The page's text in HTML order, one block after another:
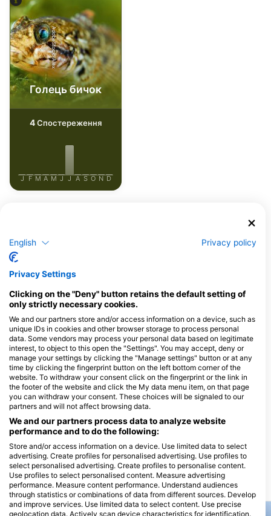
AdobeStock-Alex
Голець бичок
4Спостереження
J F M A M J J A S O N D
scuba10
AV 10 #211 ENTRE CALLE 10 Y 12,
77710 PLAYA DEL CARMEN, QR -
МЕКСИКА
77710 Playa del Carmen, QR -
МЕКСИКА
The Dive Machine
Calle 6 norte bis, #227.
Entre Avenida 30 y 35,
77710 Playa del Carmen,
QR - МЕКСИКА
Scuba Tulum
Calle 16 Sur MZ 744, 77760
Tulum, QR - МЕКСИКА
Get Wet Dive Shop
Andromeda Ote Mz 6, Lt. 9A,
77760 Tulum, QR -
МЕКСИКА
Phantom Divers
Avenida 1era norte
27 Lt. 005, 77710
del Carmen, QR -
МЕКСИКА
Av. 40 Mz 68 Lt 1,
Playa del Carmen,
МЕКСИКА
Calle 4 norte entre
ZFM Playa, 77710
del Carmen, QR -
МЕКСИКА
Місця для дайвінгу поруч
English Privacy policy
Privacy Settings
Clicking on the "Deny" button retains the default setting of
only strictly necessary cookies.
We and our partners store and/or access information on a device, such as
unique IDs in cookies and other browser storage to process personal
data. Some vendors may process your personal data based on legitimate
interest, to object to this open the "Settings". You may accept, deny or
manage your settings by clicking the "Manage settings" button or at any
time by clicking the fingerprint button on the left bottom corner of the
website. To withdraw your consent click on the fingerprint or the link in
the footer of the website and click the My data menu item, on that page
you can withdraw your consent. These choices will be signaled to our
partners and will not affect browsing data.
We and our partners process data to analyze website
performance and to do the following:
Store and/or access information on a device. Use limited data to select
advertising. Create profiles for personalised advertising. Use profiles to
select personalised advertising. Create profiles to personalise content.
Use profiles to select personalised content. Measure advertising
performance. Measure content performance. Understand audiences
through statistics or combinations of data from different sources. Develop
and improve services. Use limited data to select content. Use precise
geolocation data. Actively scan device characteristics for identification.